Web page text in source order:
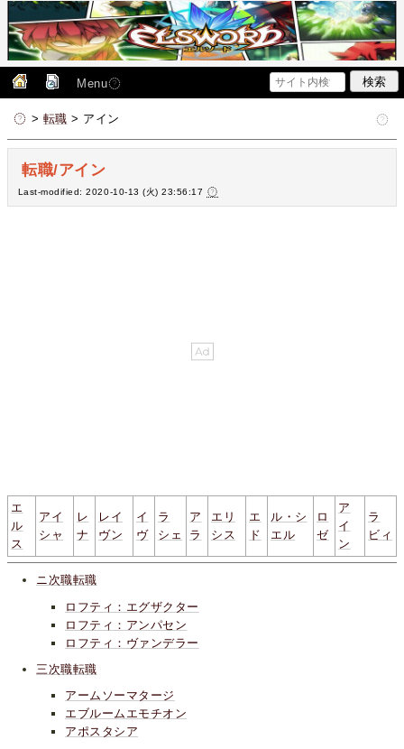
Menu
> 転職 > アイン
転職/アイン
Last-modified: 2020-10-13 (火) 23:56:17
エ
ル
ス
アイ
シャ
レ
ナ
レイ
ヴン
イ
ヴ
ラ
シェ
ア
ラ
エリ
シス
エ
ド
ル・シ
エル
ロ
ゼ
ア
イ
ン
ラ
ビィ
ニ次職転職
ロフティ：エグザクター
ロフティ：アンパセン
ロフティ：ヴァンデラー
三次職転職
アームソーマタージ
エブルームエモチオン
アポスタシア